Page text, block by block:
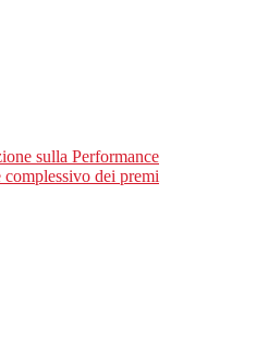
sulla Performance
complessivo dei premi